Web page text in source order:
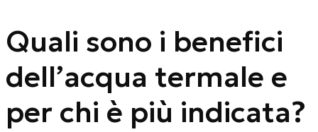
Quali sono i benefici
dell’acqua termale e
per chi è più indicata?